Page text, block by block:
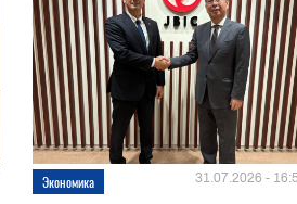
Экономика 31.07.2026 -